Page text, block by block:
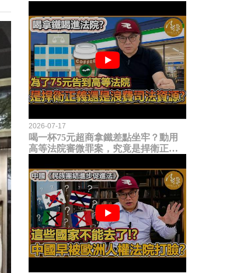
2026-07-17
喝一杯75元超商拿鐵差點坐牢？動用
高等法院審微罪案，究竟是捍衛正義